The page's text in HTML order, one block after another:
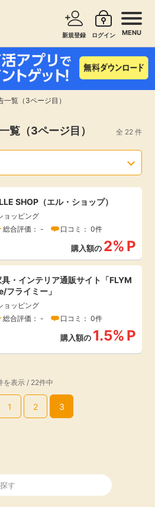
新規登録 ログイン MENU
覧（3ページ目）
ショッピングで探す
ー
ド
資
覧（3ページ目） 全 22 件
SHOP（エル・ショップ）
ョッピング
総合評価： -
口コミ： 0件
購入額の 2% P
具・インテリア通販サイト「FLYM
フライミー」
ョッピング
総合評価： -
口コミ： 0件
購入額の 1.5% P
を表示 / 22件中
1 2 3